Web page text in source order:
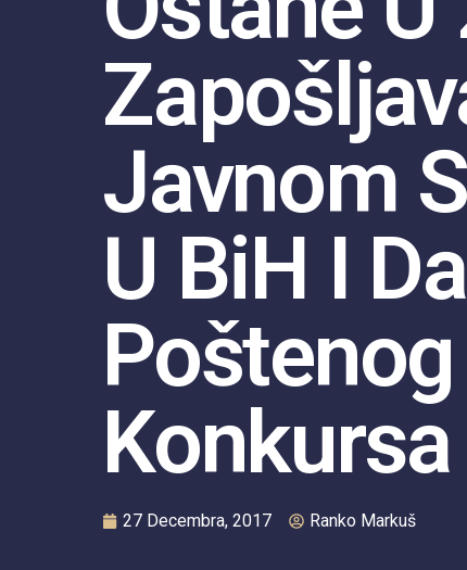
Javnom
U BiH I
Poštenog
Konkursa
27 Decembra, 2017 Ranko Markuš